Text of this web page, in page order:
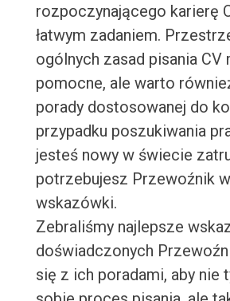
rozpoczynającego karierę
łatwym zadaniem.
ogólnych zasad pisania CV
pomocne, ale warto
porady dostosowanej do
przypadku poszukiwania
jesteś nowy w świecie
potrzebujesz Przewoźnik
wskazówki.
Zebraliśmy najlepsze
doświadczonych
się z ich poradami, aby nie